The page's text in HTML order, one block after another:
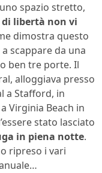
spazio stretto,
libertà non vi
dimostra questo
scappare da una
ben tre porte. Il
alloggiava presso
a Stafford, in
Virginia Beach in
stato lasciato
in piena notte.
ripreso i vari